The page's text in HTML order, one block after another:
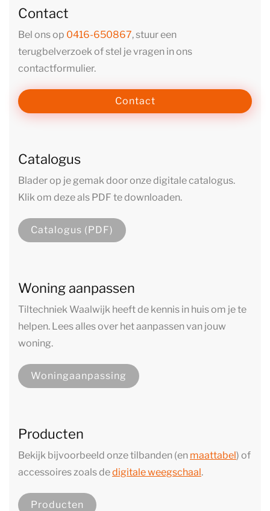
Contact
Bel ons op 0416-650867, stuur een
terugbelverzoek of stel je vragen in ons
contactformulier.
Contact
Catalogus
Blader op je gemak door onze digitale catalogus.
Klik om deze als PDF te downloaden.
Catalogus (PDF)
Woning aanpassen
Tiltechniek Waalwijk heeft de kennis in huis om je te
helpen. Lees alles over het aanpassen van jouw
woning.
Woningaanpassing
Producten
Bekijk bijvoorbeeld onze tilbanden (en maattabel) of
accessoires zoals dedigitale weegschaal.
Producten